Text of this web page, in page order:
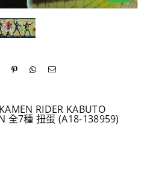
RIDER KABUTO
全7種 扭蛋 (A18-138959)